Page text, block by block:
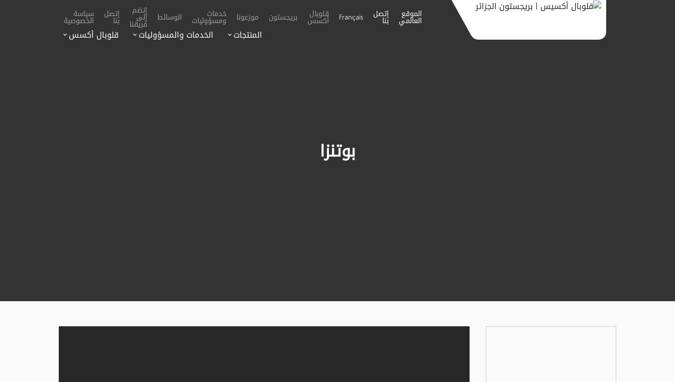
الموقع
العالمي
إتصل
بنا Français قلوبال
أكسس بريجستون موزعونا خدمات
ومسؤوليات الوسائط
إنضم
إلى
فريقنا
إتصل
بنا
سياسة
الخصوصية
المنتجات الخدمات والمسؤوليات قلوبال أكسس
بوتنزا